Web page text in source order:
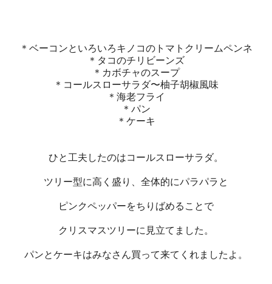
＊ベーコンといろいろキノコのトマトクリームペンネ
＊タコのチリビーンズ
＊カボチャのスープ
＊コールスローサラダ〜柚子胡椒風味
＊海老フライ
＊パン
＊ケーキ
ひと工夫したのはコールスローサラダ。
ツリー型に高く盛り、全体的にパラパラと
ピンクペッパーをちりばめることで
クリスマスツリーに見立てました。
パンとケーキはみなさん買って来てくれましたよ。